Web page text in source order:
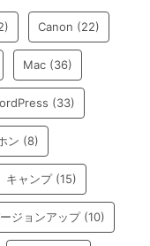
Canon (22)
Mac (36)
(33)
ン (8)
キャンプ(15)
ジョンアップ(10)